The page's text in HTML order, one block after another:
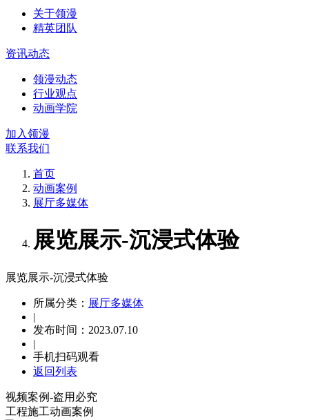
关于领漫
精英团队
资讯动态
领漫动态
行业观点
动画学院
加入领漫
联系我们
首页
动画案例
展厅多媒体
展览展示-沉浸式体验
展览展示-沉浸式体验
所属分类： 展厅多媒体
|
发布时间：2023.07.10
|
手机扫码观看
返回列表
视频案例-盗用必究
工程施工动画案例